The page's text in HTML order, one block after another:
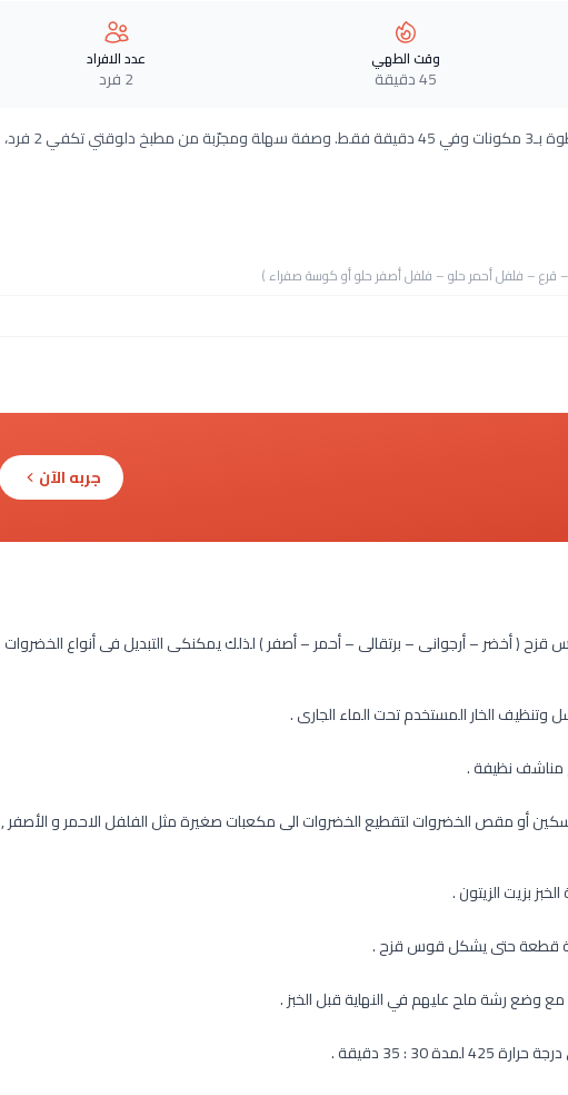
وقت الطهي
45 دقيقة
عدد الافراد
2 فرد
طريقة عمل خضار بألوان قوس قزح خطوة بخطوة بـ3 مكونات وفي 45 دقيقة فقط. وصفة سهلة ومجرّبة من مطبخ دلوقتي تكفي 2 فرد،
– قرع – فلفل أحمر حلو – فلفل أصفر حلو أو كوسة صفراء )
جربه الآن
( أخضر – أرجوانى – برتقالى – أحمر – أصفر ) لذلك يمكنكى التبديل فى أنواع الخضروات
الخار المستخدم تحت الماء الجارى .
مناشف نظيفة .
أو مقص الخضروات لتقطيع الخضروات الى مكعبات صغيرة مثل الفلفل الاحمر و الأصفر ,
بزيت الزيتون .
قطعة حتى يشكل قوس قزح .
مع وضع رشة ملح عليهم في النهاية قبل الخبز .
30 : 35 دقيقة .